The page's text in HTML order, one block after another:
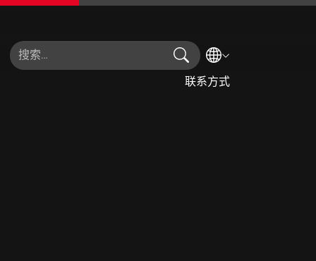
搜索 选择语言
联系方式